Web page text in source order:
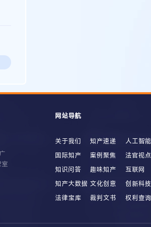
网站导航
关于我们 知产速递 人工智能
国际知产
案例聚焦 法官视点
知识问答
趣味知产 互联网
知产大数据 文化创意 创新科技
法律宝库
裁判文书 权利查询